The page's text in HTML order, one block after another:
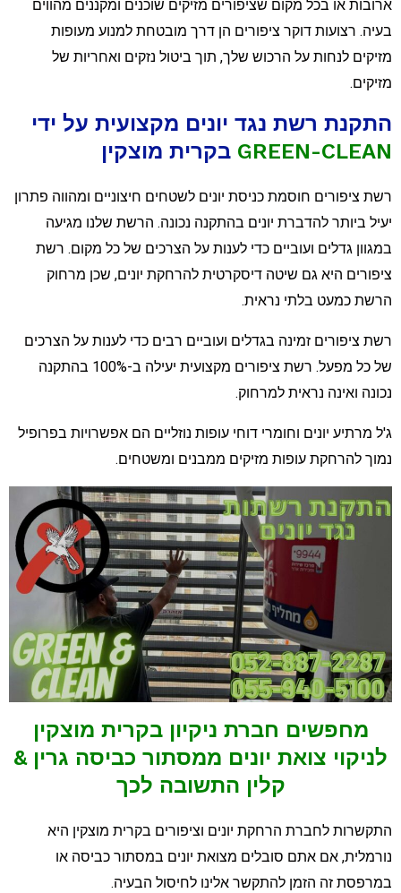
או בכל מקום שציפורים מזיקים שוכנים ומקננים מהווים
רצועות דוקר ציפורים הן דרך מובטחת למנוע מעופות
לנחות על הרכוש שלך, תוך ביטול נזקים ואחריות של
רשת נגד יונים מקצועית על ידי
GREEN-בקרית מוצקין
ציפורים חוסמת כניסת יונים לשטחים חיצוניים ומהווה פתרון
ביותר להדברת יונים בהתקנה נכונה. הרשת שלנו מגיעה
גדלים ועוביים כדי לענות על הצרכים של כל מקום. רשת
היא גם שיטה דיסקרטית להרחקת יונים, שכן מרחוק
כמעט בלתי נראית.
ציפורים זמינה בגדלים ועוביים רבים כדי לענות על הצרכים
של כל מפעל. רשת ציפורים מקצועית יעילה ב-100% בהתקנה
ואינה נראית למרחוק.
מרתיע יונים וחומרי דוחי עופות נוזליים הם אפשרויות בפרופיל
להרחקת עופות מזיקים ממבנים ומשטחים.
מחפשים חברת ניקיון בקרית מוצקין
לניקוי צואת יונים ממסתור כביסה גרין &
קלין התשובה לכך
לחברת הרחקת יונים וציפורים בקרית מוצקין היא
אם אתם סובלים מצואת יונים במסתור כביסה או
זה הזמן להתקשר אלינו לחיסול הבעיה.